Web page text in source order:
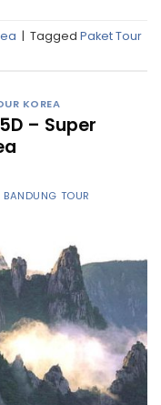
| Tagged Paket Tour
KOREA
– Super
BANDUNG TOUR